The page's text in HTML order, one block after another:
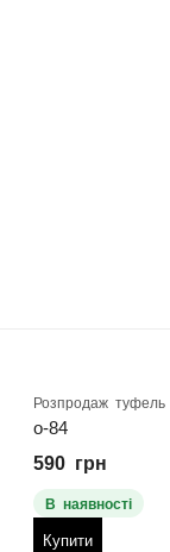
Розпродаж туфель
о-84
590 грн
В наявності
Купити